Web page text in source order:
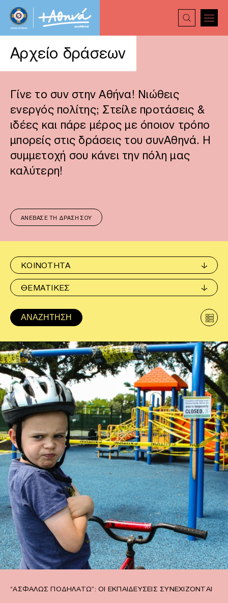
Αρχείο δράσεων
Γίνε το συν στην Αθήνα! Νιώθεις
ενεργός πολίτης; Στείλε προτάσεις &
ιδέες και πάρε μέρος με όποιον τρόπο
μπορείς στις δράσεις του συνΑθηνά. Η
συμμετοχή σου κάνει την πόλη μας
καλύτερη!
ΑΝΈΒΑΣΕ ΤΗ ΔΡΆΣΗ ΣΟΥ
ΚΟΙΝΟΤΗΤΑ
ΘΕΜΑΤΙΚΕΣ
“ΑΣΦΑΛΏΣ ΠΟΔΗΛΑΤΏ”: ΟΙ ΕΚΠΑΙΔΕΎΣΕΙΣ ΣΥΝΕΧΊΖΟΝΤΑΙ